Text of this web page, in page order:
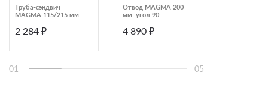
Труба-сэндвич
MAGMA 115/215 мм.
2 284 ₽
Отвод MAGMA 200
мм. угол 90
4 890 ₽
01 05